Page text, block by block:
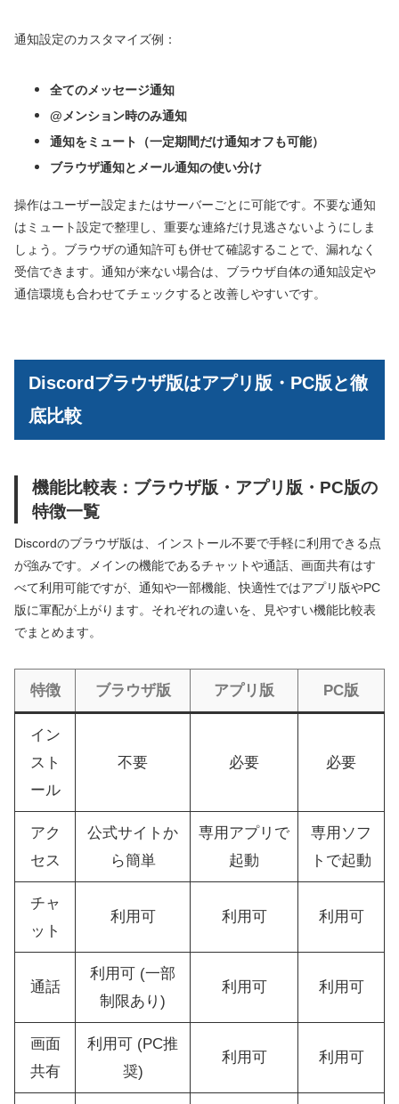
通知設定のカスタマイズ例：
全てのメッセージ通知
@メンション時のみ通知
通知をミュート（一定期間だけ通知オフも可能）
ブラウザ通知とメール通知の使い分け
操作はユーザー設定またはサーバーごとに可能です。不要な通知
はミュート設定で整理し、重要な連絡だけ見逃さないようにしま
しょう。ブラウザの通知許可も併せて確認することで、漏れなく
受信できます。通知が来ない場合は、ブラウザ自体の通知設定や
通信環境も合わせてチェックすると改善しやすいです。
Discordブラウザ版はアプリ版・PC版と徹
底比較
機能比較表：ブラウザ版・アプリ版・PC版の
特徴一覧
Discordのブラウザ版は、インストール不要で手軽に利用できる点
が強みです。メインの機能であるチャットや通話、画面共有はす
べて利用可能ですが、通知や一部機能、快適性ではアプリ版やPC
版に軍配が上がります。それぞれの違いを、見やすい機能比較表
でまとめます。
特徴 ブラウザ版 アプリ版 PC版
イン
スト
ール
不要 必要 必要
アク
セス
公式サイトか
ら簡単
専用アプリで
起動
専用ソフ
トで起動
チャ
ット
利用可 利用可 利用可
通話
利用可 (一部
制限あり)
利用可 利用可
画面
共有
利用可 (PC推
奨)
利用可 利用可